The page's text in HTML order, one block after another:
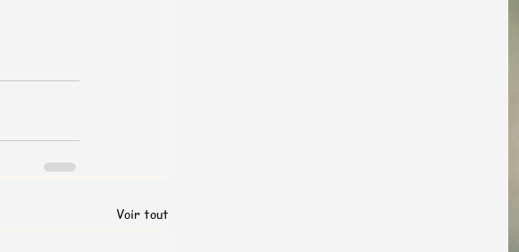
Voir tout